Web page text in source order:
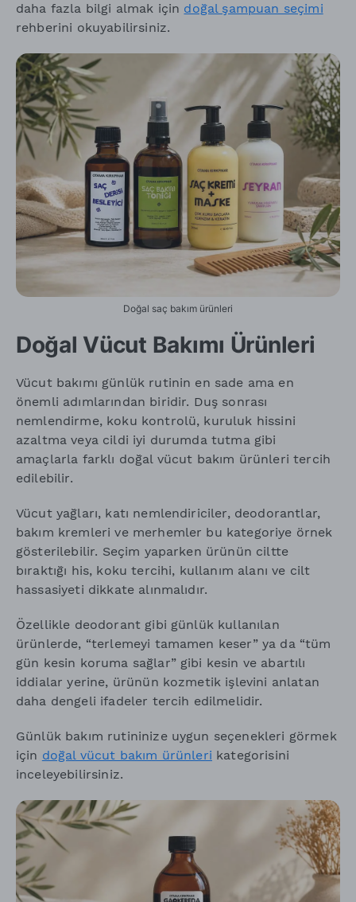
daha fazla bilgi almak için doğal şampuan seçimi
rehberini okuyabilirsiniz.
Doğal saç bakım ürünleri
Doğal Vücut Bakımı Ürünleri
Vücut bakımı günlük rutinin en sade ama en
önemli adımlarından biridir. Duş sonrası
nemlendirme, koku kontrolü, kuruluk hissini
azaltma veya cildi iyi durumda tutma gibi
amaçlarla farklı doğal vücut bakım ürünleri tercih
edilebilir.
Vücut yağları, katı nemlendiriciler, deodorantlar,
bakım kremleri ve merhemler bu kategoriye örnek
gösterilebilir. Seçim yaparken ürünün ciltte
bıraktığı his, koku tercihi, kullanım alanı ve cilt
hassasiyeti dikkate alınmalıdır.
Özellikle deodorant gibi günlük kullanılan
ürünlerde, “terlemeyi tamamen keser” ya da “tüm
gün kesin koruma sağlar” gibi kesin ve abartılı
iddialar yerine, ürünün kozmetik işlevini anlatan
daha dengeli ifadeler tercih edilmelidir.
Günlük bakım rutininize uygun seçenekleri görmek
için doğal vücut bakım ürünleri kategorisini
inceleyebilirsiniz.